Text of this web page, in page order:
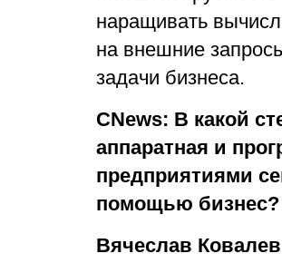
наращивать
на внешние
задачи бизнеса.
CNews: В какой
аппаратная и
предприятиями
помощью бизнес?
Вячеслав